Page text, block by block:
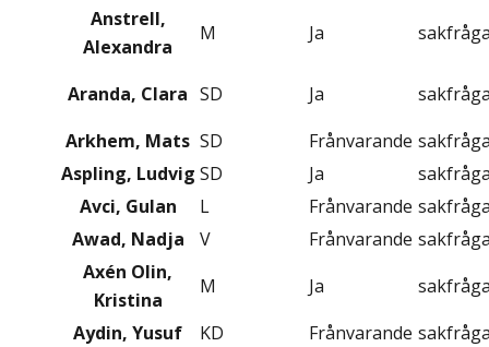
Anstrell,
Alexandra
M Ja
Aranda, Clara SD Ja
Arkhem, Mats SD Frånvarande
Aspling, Ludvig SD Ja
Avci, Gulan
L Frånvarande
Awad, Nadja
V Frånvarande
Axén Olin,
Kristina
M Ja
Aydin, Yusuf
KD Frånvarande